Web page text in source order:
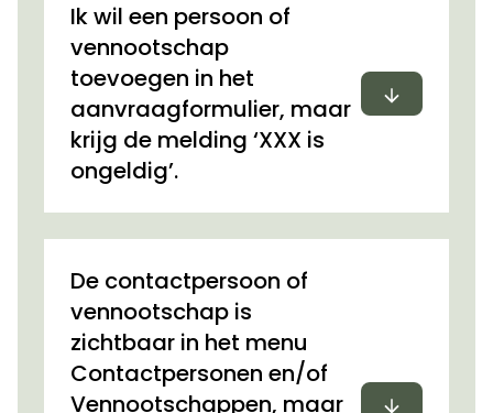
Ik wil een persoon of
vennootschap
toevoegen in het
aanvraagformulier, maar
krijg de melding ‘XXX is
ongeldig’.
Uitvouwen
De contactpersoon of
vennootschap is
zichtbaar in het menu
Contactpersonen en/of
Vennootschappen, maar
Uitvouwen